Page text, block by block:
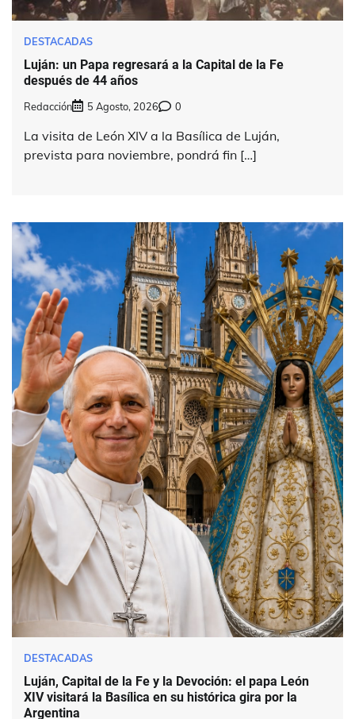
DESTACADAS
Luján: un Papa regresará a la Capital de la Fe
después de 44 años
Redacción 5 Agosto, 2026 0
La visita de León XIV a la Basílica de Luján,
prevista para noviembre, pondrá fin […]
DESTACADAS
Luján, Capital de la Fe y la Devoción: el papa León
XIV visitará la Basílica en su histórica gira por la
Argentina